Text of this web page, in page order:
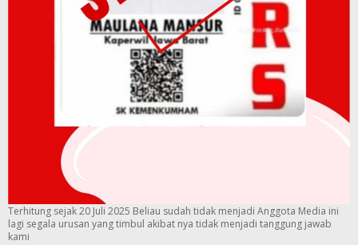
Terhitung sejak 20 Juli 2025 Beliau sudah tidak menjadi Anggota Media ini
lagi segala urusan yang timbul akibat nya tidak menjadi tanggung jawab
kami